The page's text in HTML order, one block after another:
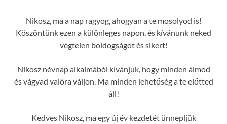
Nikosz, ma a nap ragyog, ahogyan a te mosolyod is!
Köszöntünk ezen a különleges napon, és kívánunk neked
végtelen boldogságot és sikert!
Nikosz névnap alkalmából kívánjuk, hogy minden álmod
és vágyad valóra váljon. Ma minden lehetőség a te előtted
áll!
Kedves Nikosz, ma egy új év kezdetét ünnepljük